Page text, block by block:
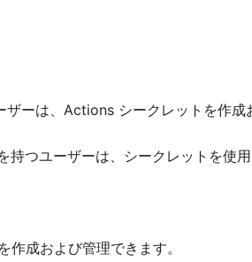
ザーは、Actions シークレットを作成
持つユーザーは、シークレットを使用
成および管理できます。